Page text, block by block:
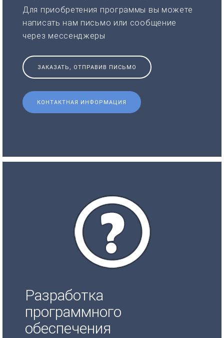
Для приобретения программы вы можете
написать нам письмо или сообщение
через мессенджеры
ЗАКАЗАТЬ, ОТПРАВИВ ПИСЬМО
КОНТАКТНАЯ ИНФОРМАЦИЯ
Разработка
программного
обеспечения